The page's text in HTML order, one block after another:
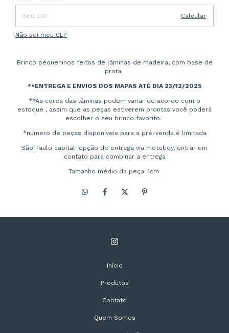
Calcular
Não sei meu CEP
Brinco pequeninos feitos de lâminas de madeira, com base de
prata.
**ENTREGA E ENVIOS DOS MAPAS ATÉ DIA 23/12/2025
**As cores das lâminas podem variar de acordo com o
estoque , assim que as peças estiverem prontas você poderá
escolher o seu brinco favorito.
*número de peças disponíveis para a pré-venda é limitada
São Paulo capital: opção de entrega via motoboy, entrar em
contato para combinar a entrega
Tamanho médio da peça: 1cm
Início
Produtos
Contato
Quem Somos